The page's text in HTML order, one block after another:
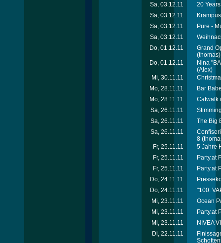
Sa, 03.12.11
20
Sa, 03.12.11
Sa, 03.12.11
Pure -
Sa, 03.12.11
Do, 01.12.11
Grand
(thomas)
Do, 01.12.11
Nina
(Alex)
Mi, 30.11.11
Mo, 28.11.11
Bar
Mo, 28.11.11
Catwalk
Sa, 26.11.11
Sa, 26.11.11
The Big
Sa, 26.11.11
8
Fr, 25.11.11
5 Jahre
Fr, 25.11.11
Party.at
Fr, 25.11.11
Party.at
Do, 24.11.11
Do, 24.11.11
"100.
Mi, 23.11.11
Ocean
Mi, 23.11.11
Party.at
Mi, 23.11.11
NIVEA
Di, 22.11.11